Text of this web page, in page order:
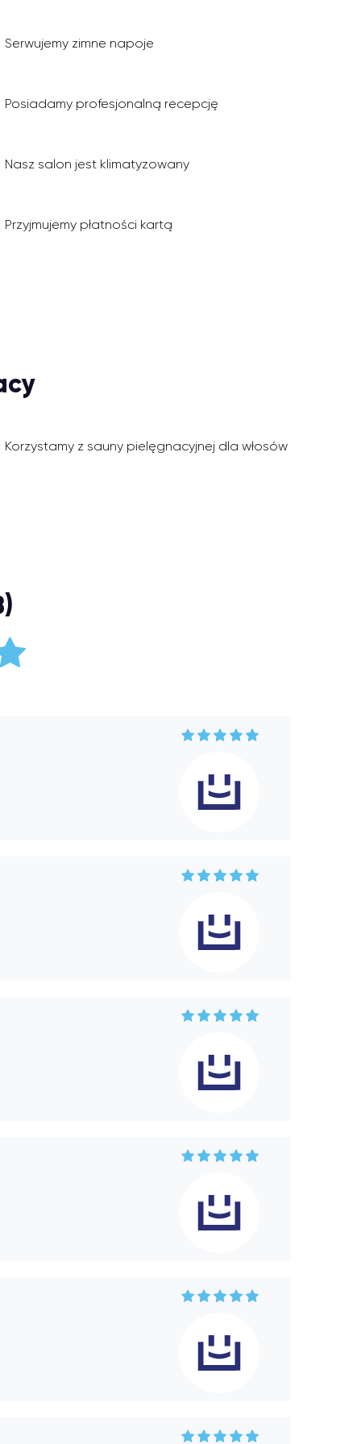
Serwujemy zimne napoje
Posiadamy profesjonalną recepcję
Nasz salon jest klimatyzowany
Przyjmujemy płatności kartą
Korzystamy z sauny pielęgnacyjnej dla włosów